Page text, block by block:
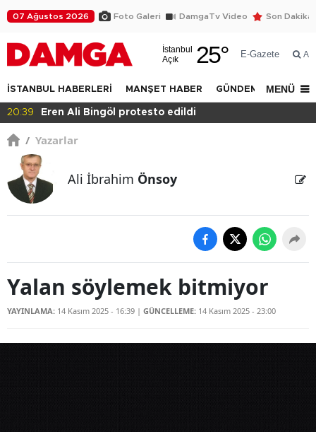
07 Ağustos 2026 Foto Galeri DamgaTv Video Son Dakika
İstanbul
Açık
25° E-Gazete Ara
İSTANBUL HABERLERİ MANŞET HABER GÜNDEM DÜNYA
MENÜ
20:36 Eğitimde haksızlık!
/ Yazarlar
Ali İbrahim Önsoy
Yalan söylemek bitmiyor
YAYINLAMA: 14 Kasım 2025 - 16:39 | GÜNCELLEME: 14 Kasım 2025 - 23:00